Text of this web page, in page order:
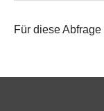
Für diese